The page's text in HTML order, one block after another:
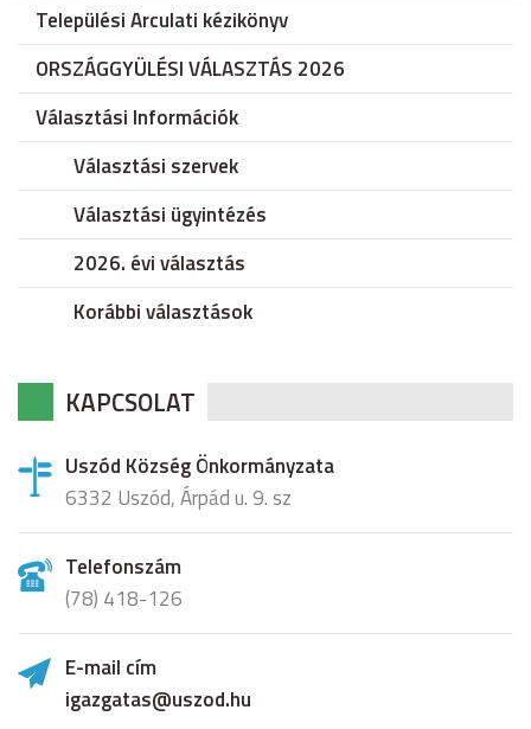
Települési Arculati kézikönyv
ORSZÁGGYÜLÉSI VÁLASZTÁS 2026
Választási Információk
Választási szervek
Választási ügyintézés
2026. évi választás
Korábbi választások
KAPCSOLAT
Uszód Község Önkormányzata
6332 Uszód, Árpád u. 9. sz
Telefonszám
(78) 418-126
E-mail cím
igazgatas@uszod.hu